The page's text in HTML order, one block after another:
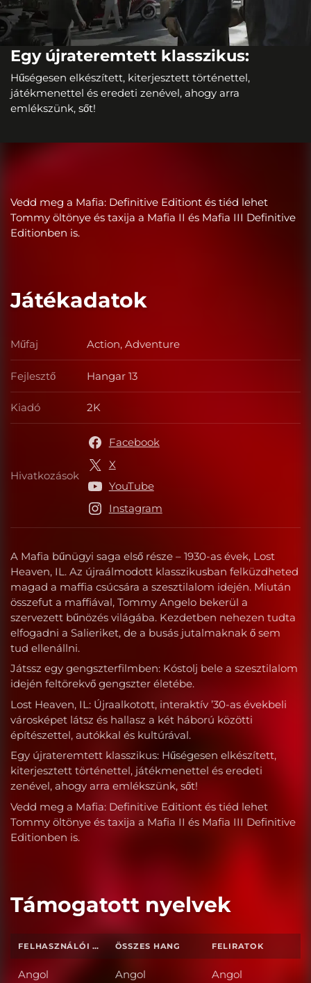
Egy újrateremtett klasszikus:
Hűségesen elkészített, kiterjesztett történettel,
játékmenettel és eredeti zenével, ahogy arra
emlékszünk, sőt!
Vedd meg a Mafia: Definitive Editiont és tiéd lehet
Tommy öltönye és taxija a Mafia II és Mafia III Definitive
Editionben is.
Játékadatok
A Mafia bűnügyi saga első része – 1930-as évek, Lost
Heaven, IL. Az újraálmodott klasszikusban felküzdheted
magad a maffia csúcsára a szesztilalom idején. Miután
összefut a maffiával, Tommy Angelo bekerül a
szervezett bűnözés világába. Kezdetben nehezen tudta
elfogadni a Salieriket, de a busás jutalmaknak ő sem
tud ellenállni.
Játssz egy gengszterfilmben: Kóstolj bele a szesztilalom
idején feltörekvő gengszter életébe.
Lost Heaven, IL: Újraalkotott, interaktív ’30-as évekbeli
városképet látsz és hallasz a két háború közötti
építészettel, autókkal és kultúrával.
Egy újrateremtett klasszikus: Hűségesen elkészített,
kiterjesztett történettel, játékmenettel és eredeti
zenével, ahogy arra emlékszünk, sőt!
Vedd meg a Mafia: Definitive Editiont és tiéd lehet
Tommy öltönye és taxija a Mafia II és Mafia III Definitive
Editionben is.
Műfaj Műfaj
Action, Adventure
Fejlesztő Fejlesztő
Hangar 13
Kiadó Kiadó
2K
Hivatkozások Hivatkozások
Facebook
X
YouTube
Instagram
Támogatott nyelvek
FELHASZNÁLÓI FELÜLET ÖSSZES HANG FELIRATOK
Angol Angol Angol